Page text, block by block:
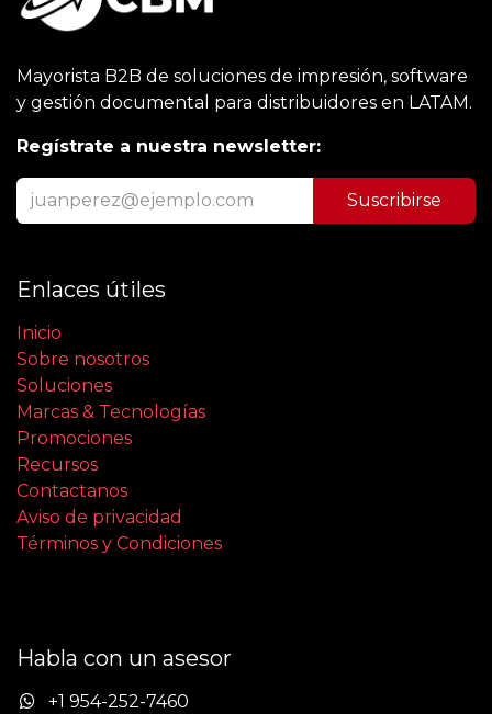
Mayorista B2B de soluciones de impresión, software
y gestión documental para distribuidores en LATAM.
Regístrate a nuestra newsletter:
Suscribirse
Enlaces útiles
Inicio
Sobre nosotros
Soluciones
Marcas & Tecnologías
Promociones
Recursos
Contactanos
Aviso de privacidad
Términos y Condiciones
Habla con un asesor
+1 954-252-7460